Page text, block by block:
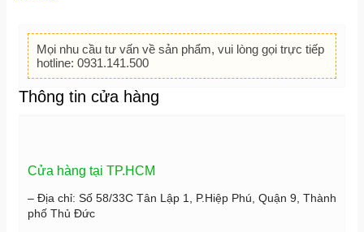
Mọi nhu cầu tư vấn về sản phẩm, vui lòng gọi trực tiếp
hotline: 0931.141.500
Thông tin cửa hàng
Cửa hàng tại TP.HCM
– Địa chỉ: Số 58/33C Tân Lập 1, P.Hiệp Phú, Quận 9, Thành
phố Thủ Đức